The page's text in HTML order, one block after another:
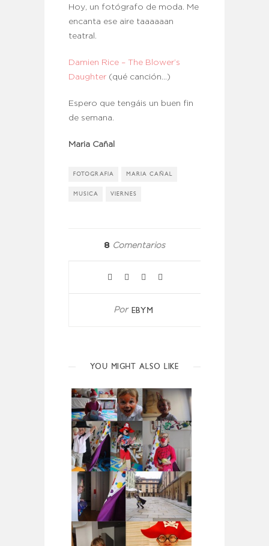
Hoy, un fotógrafo de moda. Me
encanta ese aire taaaaaan
teatral.
Damien Rice – The Blower’s
Daughter (qué canción…)
Espero que tengáis un buen fin
de semana.
Maria Cañal
FOTOGRAFIA MARIA CAÑAL
MUSICA VIERNES
8 Comentarios
Por EBYM
YOU MIGHT ALSO LIKE